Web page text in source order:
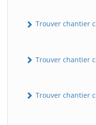
Trouver chantier
Trouver chantier
Trouver chantier